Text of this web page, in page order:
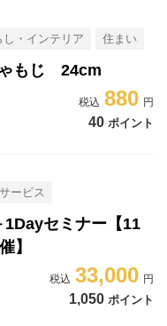
・インテリア 住まい
ゃもじ 24cm
880
40 ポイント
サービス
セミナー【11
】
33,000
1,050 ポイント